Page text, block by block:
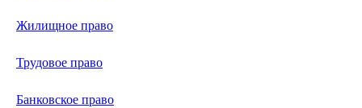
Жилищное право
Трудовое право
Банковское право